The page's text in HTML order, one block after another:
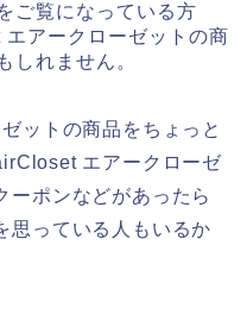
ご覧になっている方
アークローゼットの商
しれません。
ットの商品をちょっと
エアークローゼ
ーポンなどがあったら
思っている人もいるか